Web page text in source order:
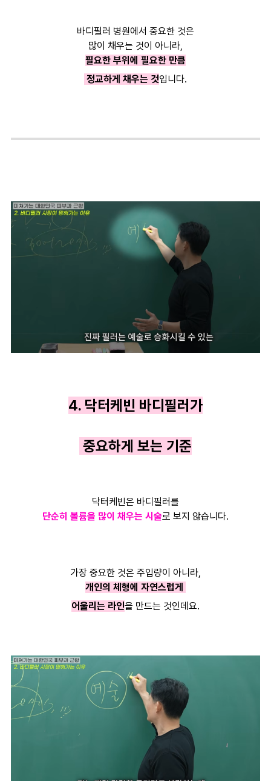
바디필러 병원에서 중요한 것은
많이 채우는 것이 아니라,
필요한 부위에 필요한 만큼
정교하게 채우는 것입니다.
4. 닥터케빈 바디필러가
중요하게 보는 기준
닥터케빈은 바디필러를
단순히 볼륨을 많이 채우는 시술로 보지 않습니다.
가장 중요한 것은 주입량이 아니라,
개인의 체형에 자연스럽게
어울리는 라인을 만드는 것인데요.